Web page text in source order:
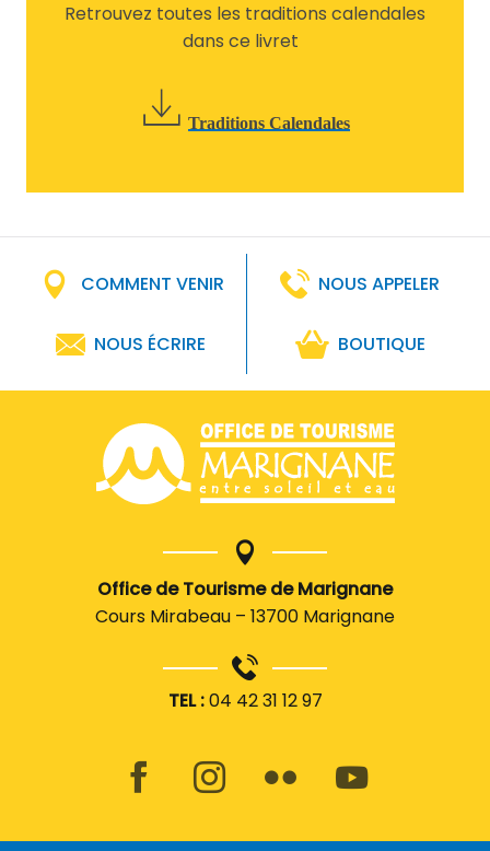
Retrouvez toutes les traditions calendales
dans ce livret
Traditions Calendales
COMMENT VENIR NOUS APPELER
NOUS ÉCRIRE BOUTIQUE
Office de Tourisme de Marignane
Cours Mirabeau – 13700 Marignane
TEL :04 42 31 12 97